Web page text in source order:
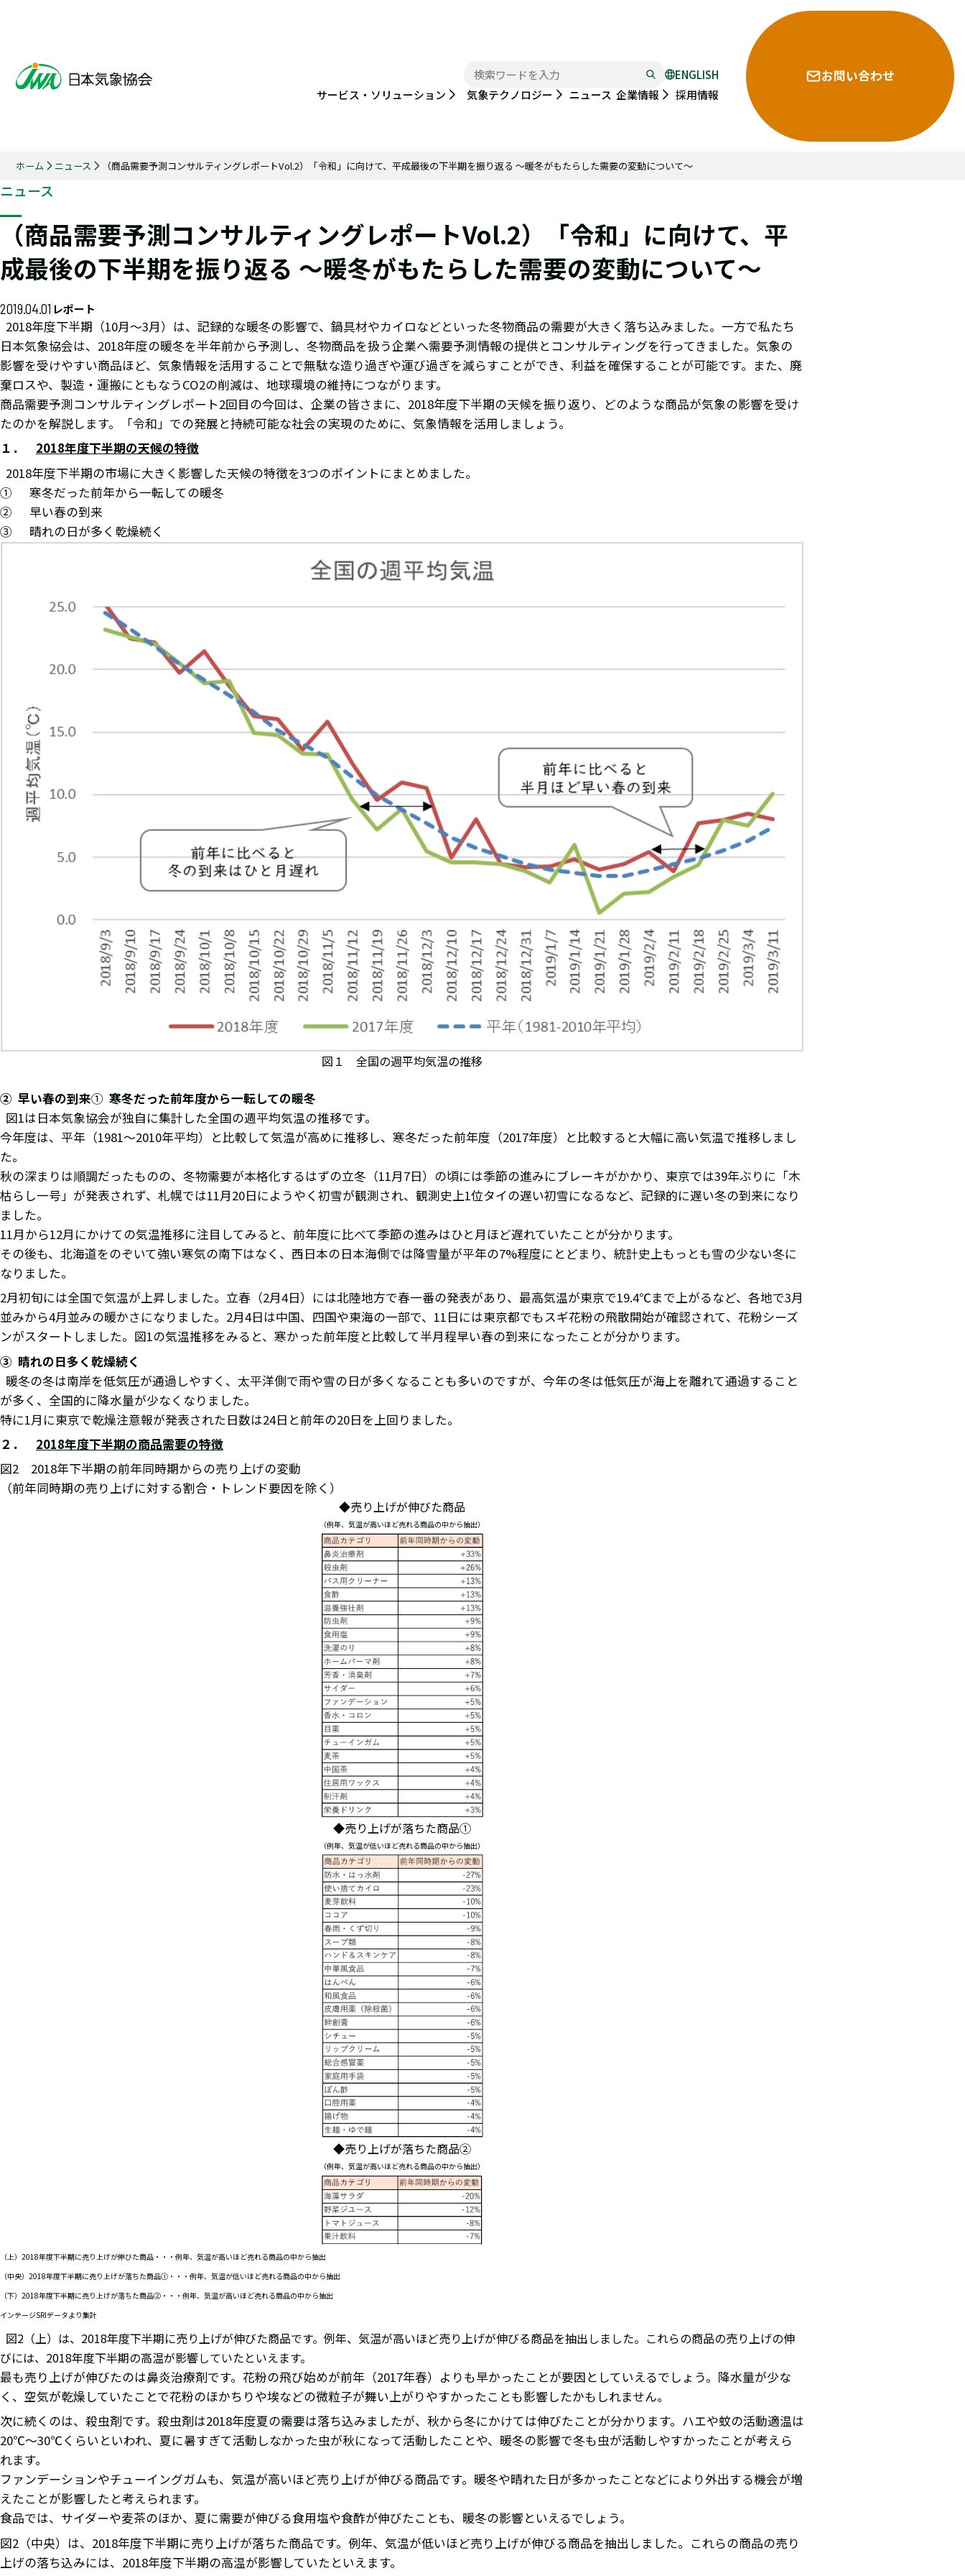
ENGLISH
サービス・ソリューション
気象テクノロジー ニュース 企業情報 採用情報
お問い合わせ
ホーム ニュース （商品需要予測コンサルティングレポートVol.2）「令和」に向けて、平成最後の下半期を振り返る ～暖冬がもたらした需要の変動について～
ニュース
（商品需要予測コンサルティングレポートVol.2）「令和」に向けて、平
成最後の下半期を振り返る ～暖冬がもたらした需要の変動について～
2019.04.01 レポート
2018年度下半期（10月～3月）は、記録的な暖冬の影響で、鍋具材やカイロなどといった冬物商品の需要が大きく落ち込みました。一方で私たち
日本気象協会は、2018年度の暖冬を半年前から予測し、冬物商品を扱う企業へ需要予測情報の提供とコンサルティングを行ってきました。気象の
影響を受けやすい商品ほど、気象情報を活用することで無駄な造り過ぎや運び過ぎを減らすことができ、利益を確保することが可能です。また、廃
棄ロスや、製造・運搬にともなうCO2の削減は、地球環境の維持につながります。
商品需要予測コンサルティングレポート2回目の今回は、企業の皆さまに、2018年度下半期の天候を振り返り、どのような商品が気象の影響を受け
たのかを解説します。「令和」での発展と持続可能な社会の実現のために、気象情報を活用しましょう。
１． 2018年度下半期の天候の特徴
2018年度下半期の市場に大きく影響した天候の特徴を3つのポイントにまとめました。
① 寒冬だった前年から一転しての暖冬
② 早い春の到来
③ 晴れの日が多く乾燥続く
図１ 全国の週平均気温の推移
② 早い春の到来① 寒冬だった前年度から一転しての暖冬
図1は日本気象協会が独自に集計した全国の週平均気温の推移です。
今年度は、平年（1981～2010年平均）と比較して気温が高めに推移し、寒冬だった前年度（2017年度）と比較すると大幅に高い気温で推移しまし
た。
秋の深まりは順調だったものの、冬物需要が本格化するはずの立冬（11月7日）の頃には季節の進みにブレーキがかかり、東京では39年ぶりに「木
枯らし一号」が発表されず、札幌では11月20日にようやく初雪が観測され、観測史上1位タイの遅い初雪になるなど、記録的に遅い冬の到来になり
ました。
11月から12月にかけての気温推移に注目してみると、前年度に比べて季節の進みはひと月ほど遅れていたことが分かります。
その後も、北海道をのぞいて強い寒気の南下はなく、西日本の日本海側では降雪量が平年の7%程度にとどまり、統計史上もっとも雪の少ない冬に
なりました。
2月初旬には全国で気温が上昇しました。立春（2月4日）には北陸地方で春一番の発表があり、最高気温が東京で19.4℃まで上がるなど、各地で3月
並みから4月並みの暖かさになりました。2月4日は中国、四国や東海の一部で、11日には東京都でもスギ花粉の飛散開始が確認されて、花粉シーズ
ンがスタートしました。図1の気温推移をみると、寒かった前年度と比較して半月程早い春の到来になったことが分かります。
③ 晴れの日多く乾燥続く
暖冬の冬は南岸を低気圧が通過しやすく、太平洋側で雨や雪の日が多くなることも多いのですが、今年の冬は低気圧が海上を離れて通過すること
が多く、全国的に降水量が少なくなりました。
特に1月に東京で乾燥注意報が発表された日数は24日と前年の20日を上回りました。
２． 2018年度下半期の商品需要の特徴
図2 2018年下半期の前年同時期からの売り上げの変動
（前年同時期の売り上げに対する割合・トレンド要因を除く）
◆売り上げが伸びた商品
（例年、気温が高いほど売れる商品の中から抽出）
◆売り上げが落ちた商品①
（例年、気温が低いほど売れる商品の中から抽出）
◆売り上げが落ちた商品②
（例年、気温が高いほど売れる商品の中から抽出）
（上）2018年度下半期に売り上げが伸びた商品・・・例年、気温が高いほど売れる商品の中から抽出
（中央）2018年度下半期に売り上げが落ちた商品①・・・例年、気温が低いほど売れる商品の中から抽出
（下）2018年度下半期に売り上げが落ちた商品②・・・例年、気温が高いほど売れる商品の中から抽出
インテージSRIデータより集計
図2（上）は、2018年度下半期に売り上げが伸びた商品です。例年、気温が高いほど売り上げが伸びる商品を抽出しました。これらの商品の売り上げの伸
びには、2018年度下半期の高温が影響していたといえます。
最も売り上げが伸びたのは鼻炎治療剤です。花粉の飛び始めが前年（2017年春）よりも早かったことが要因としていえるでしょう。降水量が少な
く、空気が乾燥していたことで花粉のほかちりや埃などの微粒子が舞い上がりやすかったことも影響したかもしれません。
次に続くのは、殺虫剤です。殺虫剤は2018年度夏の需要は落ち込みましたが、秋から冬にかけては伸びたことが分かります。ハエや蚊の活動適温は
20℃～30℃くらいといわれ、夏に暑すぎて活動しなかった虫が秋になって活動したことや、暖冬の影響で冬も虫が活動しやすかったことが考えら
れます。
ファンデーションやチューイングガムも、気温が高いほど売り上げが伸びる商品です。暖冬や晴れた日が多かったことなどにより外出する機会が増
えたことが影響したと考えられます。
食品では、サイダーや麦茶のほか、夏に需要が伸びる食用塩や食酢が伸びたことも、暖冬の影響といえるでしょう。
図2（中央）は、2018年度下半期に売り上げが落ちた商品です。例年、気温が低いほど売り上げが伸びる商品を抽出しました。これらの商品の売り
上げの落ち込みには、2018年度下半期の高温が影響していたといえます。